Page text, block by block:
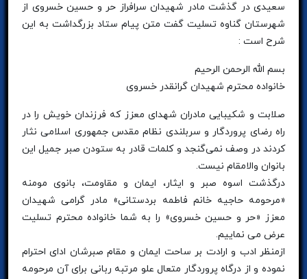
سعیدی در گذشت مادر شهیدان سرافراز حر و حسین خسروی از
شهرستان گناوه تسلیت گفت متن پیام ستاد بزرگداشت به این
شرح است :
بسم الله الرحمن الرحیم
خانواده محترم شهیدان گرانقدر خسروی
صلابت و شکیبایی مادران شهدای معزز که فرزندان خویش را در
راه رضای پروردگار و سربلندی نظام مقدس جمهوری اسلامی نثار
کردند در وصف نمی‌گنجد و کلمات قادر به ستودن صبر جمیل این
بانوان والامقام نیست.
درگذشت اسوه صبر و ایثار، ایمان و مقاومت، بانوی مومنه
«مرحومه حاجیه خانم فاطمه بردستانی» مادر گرامی شهیدان
معزز «حر و حسین خسروی» را به شما خانواده محترم تسلیت
عرض می نماییم.
ازمنظر ادب و ارادت بر ساحت ایمان و مقام صبرشان ادای احترام
نموده و از درگاه پروردگار متعال علو مرتبه ربانی برای آن مرحومه